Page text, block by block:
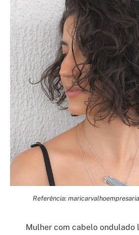
Referência:
Mulher com cabelo ondulado